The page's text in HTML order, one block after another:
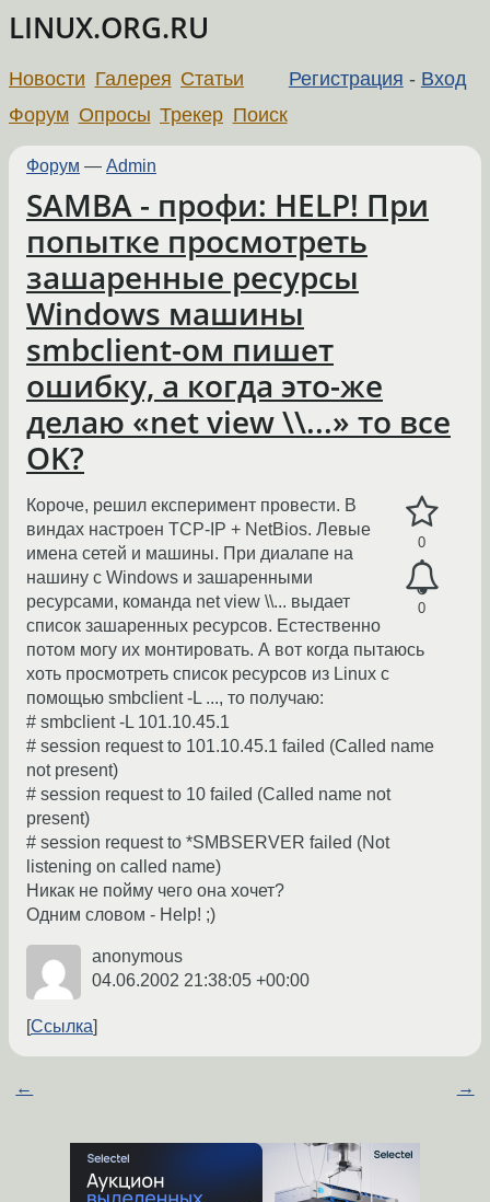
LINUX.ORG.RU
Регистрация - Вход
Новости Галерея Статьи
Форум Опросы Трекер Поиск
Форум — Admin
SAMBA - профи: HELP! При
попытке просмотреть
зашаренные ресурсы
Windows машины
smbclient-ом пишет
ошибку, а когда это-же
делаю «net view \\...» то все
OK?
0
0
Короче, решил експеримент провести. В
виндах настроен TCP-IP + NetBios. Левые
имена сетей и машины. При диалапе на
нашину с Windows и зашаренными
ресурсами, команда net view \\... выдает
список зашаренных ресурсов. Естественно
потом могу их монтировать. А вот когда пытаюсь
хоть просмотреть список ресурсов из Linux с
помощью smbclient -L ..., то получаю:
# smbclient -L 101.10.45.1
# session request to 101.10.45.1 failed (Called name
not present)
# session request to 10 failed (Called name not
present)
# session request to *SMBSERVER failed (Not
listening on called name)
Никак не пойму чего она хочет?
Одним словом - Help! ;)
anonymous
04.06.2002 21:38:05 +00:00
Ссылка
← →